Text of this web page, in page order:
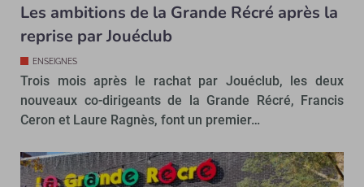
Les ambitions de la Grande Récré après la
reprise par Jouéclub
ENSEIGNES
Trois mois après le rachat par Jouéclub, les deux
nouveaux co-dirigeants de la Grande Récré, Francis
Ceron et Laure Ragnès, font un premier…